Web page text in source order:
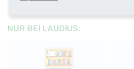
NUR BEI LAUDIUS: